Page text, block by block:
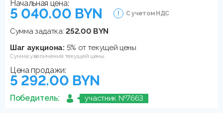
Начальная цена:
5 040.00 BYN С учетом НДС
Сумма задатка:252.00 BYN
Шаг аукциона: 5% от текущей цены
Сумма увеличения текущей цены
Цена продажи:
5 292.00 BYN
Победитель: участник №7663